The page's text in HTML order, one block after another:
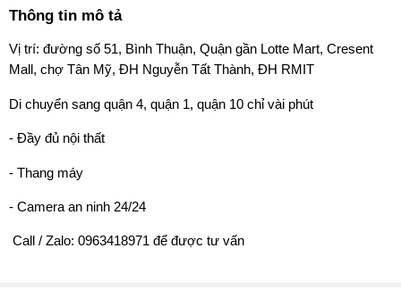
Thông tin mô tả
Vị trí: đường số 51, Bình Thuận, Quận gần Lotte Mart, Cresent
Mall, chợ Tân Mỹ, ĐH Nguyễn Tất Thành, ĐH RMIT
Di chuyển sang quận 4, quận 1, quận 10 chỉ vài phút
- Đầy đủ nội thất
- Thang máy
- Camera an ninh 24/24
️ Call / Zalo: 0963418971 để được tư vấn